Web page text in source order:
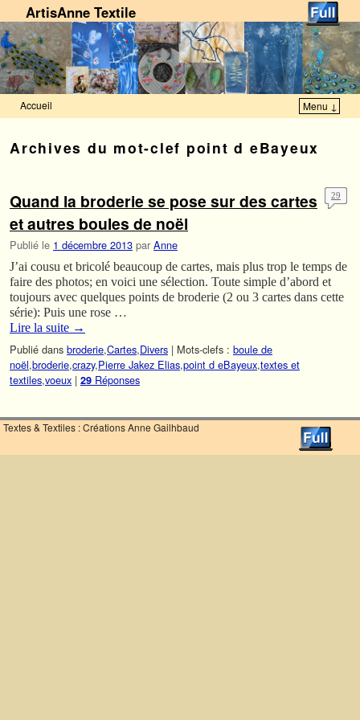
ArtisAnne Textile
Accueil Menu ↓
Archives du mot-clef point d eBayeux
Quand la broderie se pose sur des cartes
et autres boules de noël
Publié le 1 décembre 2013 par Anne
29
J’ai cousu et bricolé beaucoup de cartes, mais plus trop le temps de
faire des photos; en voici une sélection. Toute simple d’abord et
toujours avec quelques points de broderie (2 ou 3 cartes dans cette
série): Puis une rose …
Lire la suite →
Publié dans broderie,Cartes,Divers | Mots-clefs : boule de
noël,broderie,crazy,Pierre Jakez Elias,point d eBayeux,textes et
textiles,voeux | 29 Réponses
Textes & Textiles : Créations Anne Gailhbaud